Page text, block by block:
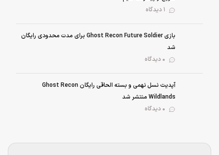
بازی Ghost Recon Future Soldier برای مدت محدودی رایگان
شد
آپدیت نسل نهمی و بسته الحاقی رایگان Ghost Recon
Wildlands منتشر شد